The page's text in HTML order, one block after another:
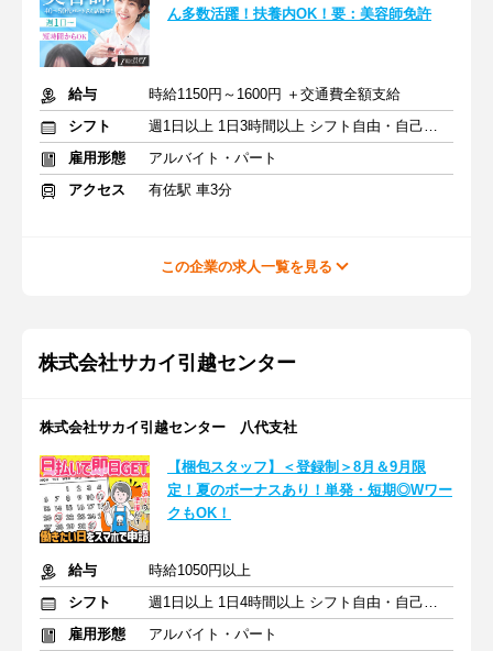
ん多数活躍！扶養内OK！要：美容師免許
給与
時給1150円～1600円 ＋交通費全額支給
シフト
週1日以上 1日3時間以上 シフト自由・自己申告
雇用形態
アルバイト・パート
アクセス
有佐駅 車3分
この企業の求人一覧を見る
株式会社サカイ引越センター
株式会社サカイ引越センター 八代支社
【梱包スタッフ】＜登録制＞8月＆9月限
定！夏のボーナスあり！単発・短期◎Wワー
クもOK！
給与
時給1050円以上
シフト
週1日以上 1日4時間以上 シフト自由・自己申告
雇用形態
アルバイト・パート